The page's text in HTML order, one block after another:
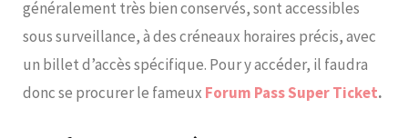
généralement très bien conservés, sont accessibles
sous surveillance, à des créneaux horaires précis, avec
un billet d’accès spécifique. Pour y accéder, il faudra
donc se procurer le fameux Forum Pass Super Ticket.